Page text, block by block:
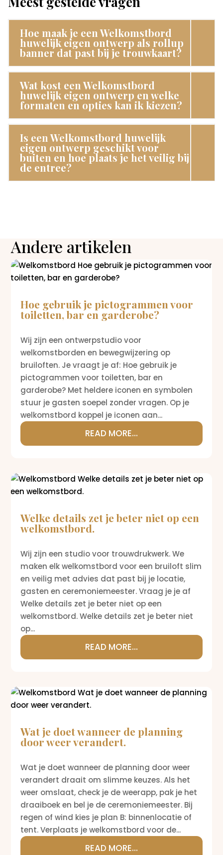
Hoe maak je een Welkomstbord
huwelijk eigen ontwerp als rollup
banner dat past bij je trouwkaart?
Wat kost een Welkomstbord
huwelijk eigen ontwerp en welke
formaten en opties kan ik kiezen?
Is een Welkomstbord huwelijk
eigen ontwerp geschikt voor
buiten en hoe plaats je het veilig bij
de entree?
Andere artikelen
Hoe gebruik je pictogrammen voor
toiletten, bar en garderobe?
Wij zijn een ontwerpstudio voor
welkomstborden en bewegwijzering op
bruiloften. Je vraagt je af: Hoe gebruik je
pictogrammen voor toiletten, bar en
garderobe? Met heldere iconen en symbolen
stuur je gasten soepel zonder vragen. Op je
welkomstbord koppel je iconen aan...
READ MORE...
Welke details zet je beter niet op een
welkomstbord.
Wij zijn een studio voor trouwdrukwerk. We
maken elk welkomstbord voor een bruiloft slim
en veilig met advies dat past bij je locatie,
gasten en ceremoniemeester. Vraag je je af
Welke details zet je beter niet op een
welkomstbord. Welke details zet je beter niet
op...
READ MORE...
Wat je doet wanneer de planning
door weer verandert.
Wat je doet wanneer de planning door weer
verandert draait om slimme keuzes. Als het
weer omslaat, check je de weerapp, pak je het
draaiboek en bel je de ceremoniemeester. Bij
regen of wind kies je plan B: binnenlocatie of
tent. Verplaats je welkomstbord voor de...
READ MORE...